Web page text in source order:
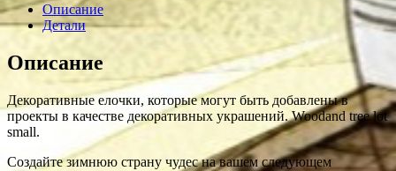
Описание
Детали
Описание
Декоративные елочки, которые могут быть добавлены в
проекты в качестве декоративных украшений. Woodand tree lot
small.
Создайте зимнюю страну чудес на вашем следующем